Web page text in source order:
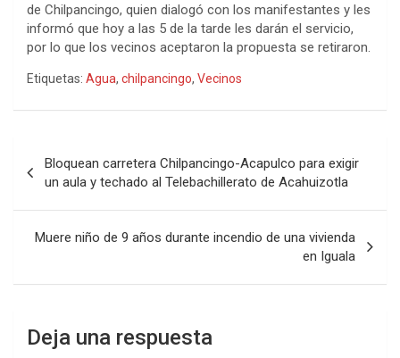
de Chilpancingo, quien dialogó con los manifestantes y les
informó que hoy a las 5 de la tarde les darán el servicio,
por lo que los vecinos aceptaron la propuesta se retiraron.
Etiquetas: Agua, chilpancingo, Vecinos
de
entradas
Bloquean carretera Chilpancingo-Acapulco para exigir
un aula y techado al Telebachillerato de Acahuizotla
Muere niño de 9 años durante incendio de una vivienda
en Iguala
Deja una respuesta